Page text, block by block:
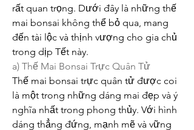
rất quan trọng. Dưới đây là những thế
mai bonsai không thể bỏ qua, mang
đến tài lộc và thịnh vượng cho gia chủ
trong dịp Tết này.
a) Thế Mai Bonsai Trực Quân Tử
Thế mai bonsai trực quân tử được coi
là một trong những dáng mai đẹp và ý
nghĩa nhất trong phong thủy. Với hình
dáng thẳng đứng, mạnh mẽ và vững